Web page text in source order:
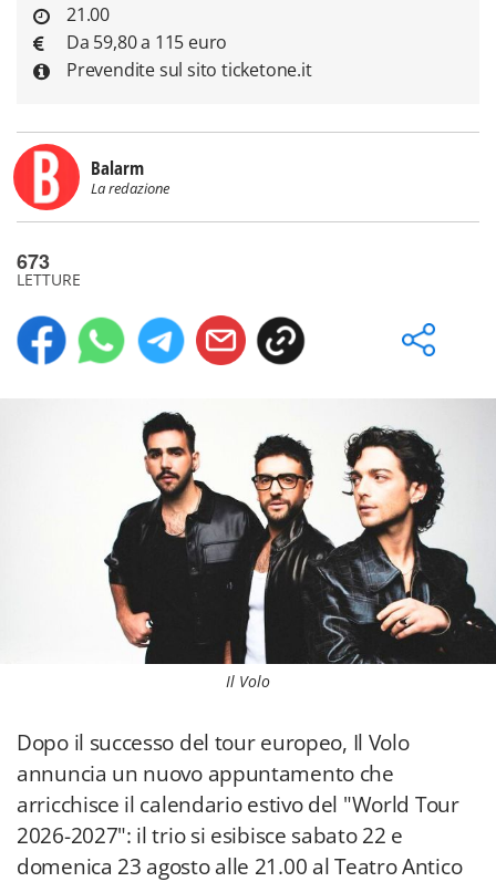
21.00
Da 59,80 a 115 euro
Prevendite sul sito ticketone.it
Balarm
La redazione
673
LETTURE
Il Volo
Dopo il successo del tour europeo, Il Volo
annuncia un nuovo appuntamento che
arricchisce il calendario estivo del "World Tour
2026-2027": il trio si esibisce sabato 22 e
domenica 23 agosto alle 21.00 al Teatro Antico